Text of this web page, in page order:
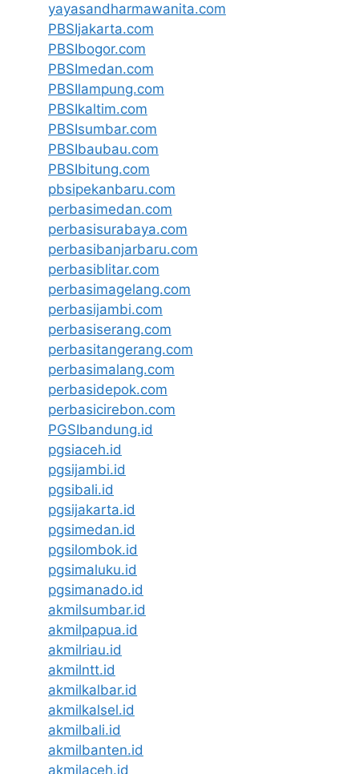
yayasandharmawanita.com
PBSIjakarta.com
PBSIbogor.com
PBSImedan.com
PBSIlampung.com
PBSIkaltim.com
PBSIsumbar.com
PBSIbaubau.com
PBSIbitung.com
pbsipekanbaru.com
perbasimedan.com
perbasisurabaya.com
perbasibanjarbaru.com
perbasiblitar.com
perbasimagelang.com
perbasijambi.com
perbasiserang.com
perbasitangerang.com
perbasimalang.com
perbasidepok.com
perbasicirebon.com
PGSIbandung.id
pgsiaceh.id
pgsijambi.id
pgsibali.id
pgsijakarta.id
pgsimedan.id
pgsilombok.id
pgsimaluku.id
pgsimanado.id
akmilsumbar.id
akmilpapua.id
akmilriau.id
akmilntt.id
akmilkalbar.id
akmilkalsel.id
akmilbali.id
akmilbanten.id
akmilaceh.id